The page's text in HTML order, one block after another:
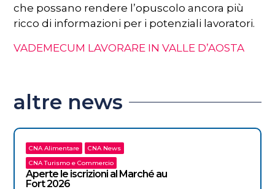
che possano rendere l’opuscolo ancora più
ricco di informazioni per i potenziali lavoratori.
VADEMECUM LAVORARE IN VALLE D’AOSTA
altre news
CNA Alimentare
CNA News
CNA Turismo e Commercio
Aperte le iscrizioni al Marché au
Fort 2026